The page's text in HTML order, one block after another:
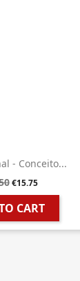
- Conceito...
€15.75
CART
view